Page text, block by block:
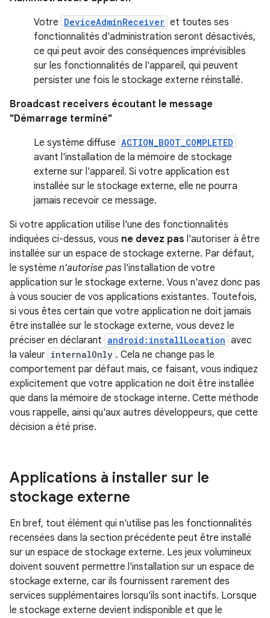
Votre DeviceAdminReceiver et toutes ses
fonctionnalités d'administration seront désactivés,
ce qui peut avoir des conséquences imprévisibles
sur les fonctionnalités de l'appareil, qui peuvent
persister une fois le stockage externe réinstallé.
Broadcast receivers écoutant le message
"Démarrage terminé"
Le système diffuse ACTION_BOOT_COMPLETED
avant l'installation de la mémoire de stockage
externe sur l'appareil. Si votre application est
installée sur le stockage externe, elle ne pourra
jamais recevoir ce message.
Si votre application utilise l'une des fonctionnalités
indiquées ci-dessus, vous ne devez pas l'autoriser à être
installée sur un espace de stockage externe. Par défaut,
le système n'autorise pas l'installation de votre
application sur le stockage externe. Vous n'avez donc pas
à vous soucier de vos applications existantes. Toutefois,
si vous êtes certain que votre application ne doit jamais
être installée sur le stockage externe, vous devez le
préciser en déclarant android:installLocation avec
la valeur internalOnly . Cela ne change pas le
comportement par défaut mais, ce faisant, vous indiquez
explicitement que votre application ne doit être installée
que dans la mémoire de stockage interne. Cette méthode
vous rappelle, ainsi qu'aux autres développeurs, que cette
décision a été prise.
Applications à installer sur le
stockage externe
En bref, tout élément qui n'utilise pas les fonctionnalités
recensées dans la section précédente peut être installé
sur un espace de stockage externe. Les jeux volumineux
doivent souvent permettre l'installation sur un espace de
stockage externe, car ils fournissent rarement des
services supplémentaires lorsqu'ils sont inactifs. Lorsque
le stockage externe devient indisponible et que le